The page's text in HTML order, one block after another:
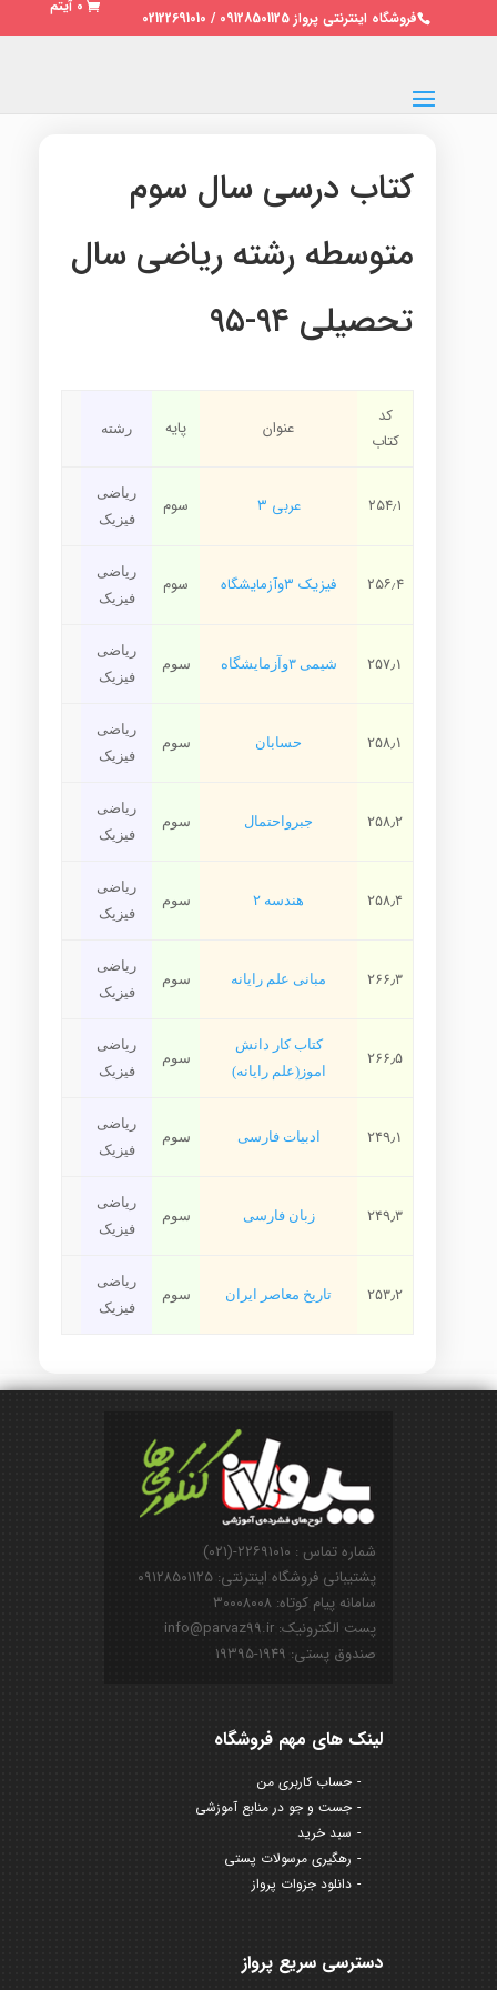
فروشگاه اینترنتی پرواز 09128501125 / 02122691010
0 آیتم
کتاب درسی سال سوم
متوسطه رشته ریاضی سال
تحصیلی ۹۴-۹۵
کد
کتاب
عنوان پایه رشته
۲۵۴٫۱ عربی ۳ سوم
ریاضی
فیزیک
۲۵۶٫۴ فیزیک ۳وآزمایشگاه سوم
ریاضی
فیزیک
۲۵۷٫۱ شیمی ۳وآزمایشگاه سوم
ریاضی
فیزیک
۲۵۸٫۱ حسابان سوم
ریاضی
فیزیک
۲۵۸٫۲ جبرواحتمال سوم
ریاضی
فیزیک
۲۵۸٫۴ هندسه ۲ سوم
ریاضی
فیزیک
۲۶۶٫۳ مبانی علم رایانه سوم
ریاضی
فیزیک
۲۶۶٫۵
کتاب کار دانش
اموز(علم رایانه)
سوم
ریاضی
فیزیک
۲۴۹٫۱ ادبیات فارسی سوم
ریاضی
فیزیک
۲۴۹٫۳ زبان فارسی سوم
ریاضی
فیزیک
۲۵۳٫۲ تاریخ معاصر ایران سوم
ریاضی
فیزیک
شماره تماس : ۲۲۶۹۱۰۱۰-(۰۲۱)
پشتیبانی فروشگاه اینترنتی: ۰۹۱۲۸۵۰۱۱۲۵
سامانه پیام کوتاه: ۳۰۰۰۸۰۰۸
پست الکترونیک: info@parvaz99.ir
صندوق پستی: ۱۹۴۹-۱۹۳۹۵
لینک های مهم فروشگاه
حساب کاربری من
جست و جو در منابع آموزشی
سبد خرید
رهگیری مرسولات پستی
دانلود جزوات پرواز
دسترسی سریع پرواز